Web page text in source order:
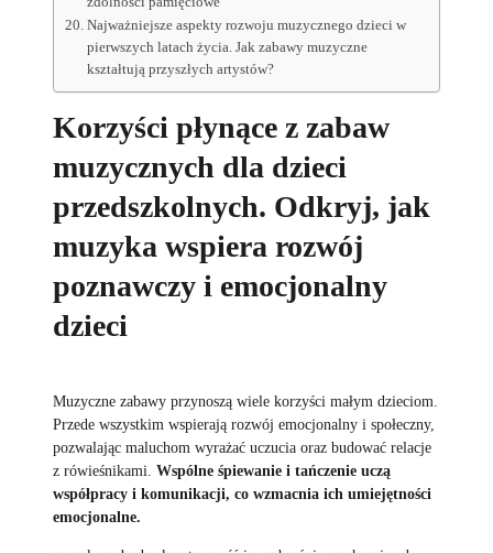
Najważniejsze aspekty rozwoju muzycznego dzieci w
pierwszych latach życia. Jak zabawy muzyczne
kształtują przyszłych artystów?
Korzyści płynące z zabaw
muzycznych dla dzieci
przedszkolnych. Odkryj, jak
muzyka wspiera rozwój
poznawczy i emocjonalny
dzieci
Muzyczne zabawy przynoszą wiele korzyści małym dzieciom.
Przede wszystkim wspierają rozwój emocjonalny i społeczny,
pozwalając maluchom wyrażać uczucia oraz budować relacje
z rówieśnikami. Wspólne śpiewanie i tańczenie uczą
współpracy i komunikacji, co wzmacnia ich umiejętności
emocjonalne.